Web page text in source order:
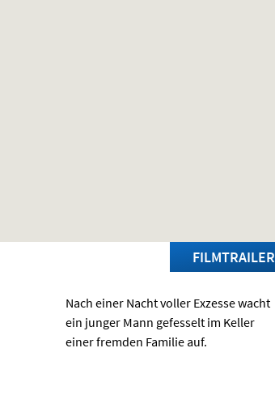
FILMTRAILER
Nach einer Nacht voller Exzesse wacht
ein junger Mann gefesselt im Keller
einer fremden Familie auf.